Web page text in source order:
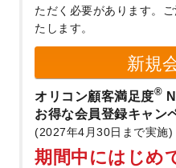
ただく必要があります。
たします。
新規
オリコン顧客満足度®
お得な会員登録キャン
(2027年4月30日まで実施)
期間中にはじめ